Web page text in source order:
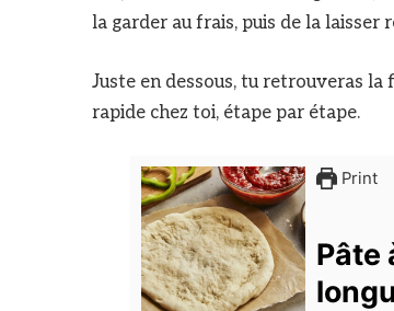
la garder au frais, puis de la
Juste en dessous, tu retrouveras
rapide chez toi, étape par étape.
Print
Pâte